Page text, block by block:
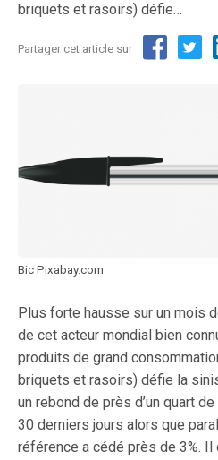
briquets et rasoirs) défie…
Partager cet article sur
Bic Pixabay.com
Plus forte hausse sur un mois
de cet acteur mondial bien
produits de grand
briquets et rasoirs) défie la
un rebond de près d’un quart
30 derniers jours alors que
référence a cédé près de 3%.